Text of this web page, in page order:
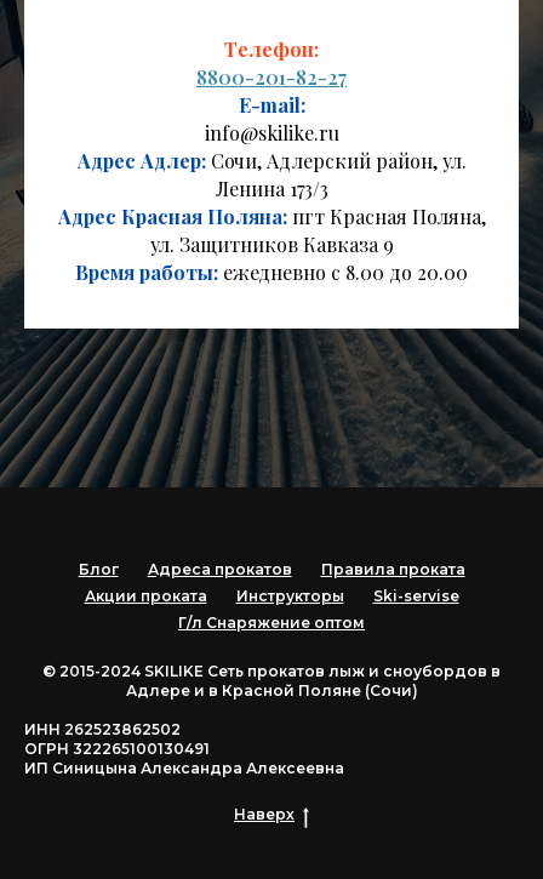
Телефон:
8800-201-82-27
E-mail:
info@skilike.ru
Адрес Адлер: Сочи, Адлерский район, ул.
Ленина 173/3
Адрес Красная Поляна:пгт Красная Поляна,
ул. Защитников Кавказа 9
Время работы: ежедневно с 8.00 до 20.00
Блог Адреса прокатов
Правила проката
Акции проката
Инструкторы
Ski-servise
Г/л Снаряжение оптом
© 2015-2024 SKILIKE Cеть прокатов лыж и сноубордов в
Адлере и в Красной Поляне (Сочи)
ИНН 262523862502
ОГРН 322265100130491
ИП Синицына Александра Алексеевна
Наверх